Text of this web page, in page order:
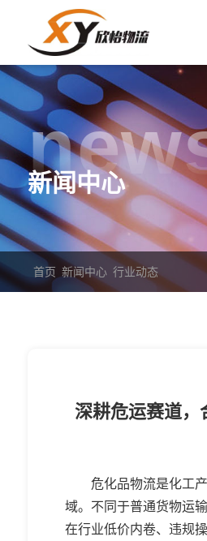
新闻中心
首页 新闻中心 行业动态
深耕危运赛道，
危化品物流是化工
域。不同于普通货物运
在行业低价内卷、违规